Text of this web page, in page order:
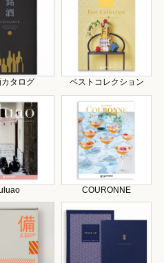
タログ ベストコレクション
COURONNE